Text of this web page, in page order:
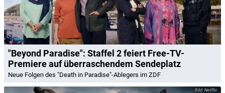
"Beyond Paradise": Staffel 2 feiert Free-TV-
Premiere auf überraschendem Sendeplatz
Neue Folgen des "Death in Paradise"-Ablegers im ZDF
Netflix